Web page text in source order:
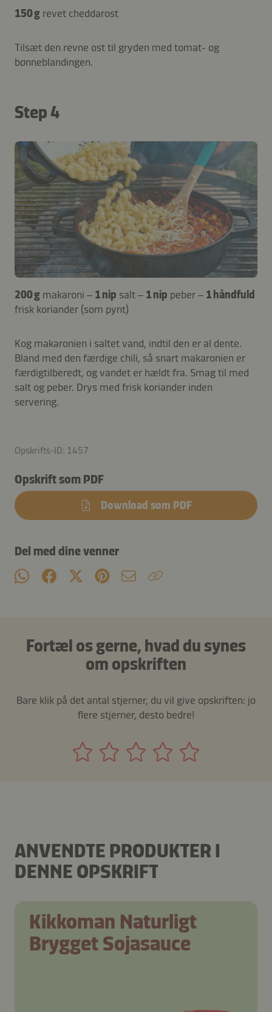
150 g revet cheddarost
Tilsæt den revne ost til gryden med tomat- og
bønneblandingen.
Step 4
200 g makaroni – 1 nip salt – 1 nip peber – 1 håndfuld
frisk koriander (som pynt)
Kog makaronien i saltet vand, indtil den er al dente.
Bland med den færdige chili, så snart makaronien er
færdigtilberedt, og vandet er hældt fra. Smag til med
salt og peber. Drys med frisk koriander inden
servering.
Opskrifts-ID: 1457
Opskrift som PDF
Download som PDF
Del med dine venner
Fortæl os gerne, hvad du synes
om opskriften
Bare klik på det antal stjerner, du vil give opskriften: jo
flere stjerner, desto bedre!
ANVENDTE PRODUKTER I
DENNE OPSKRIFT
Kikkoman Naturligt
Brygget Sojasauce